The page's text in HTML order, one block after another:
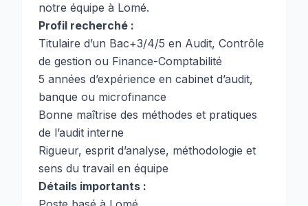
notre équipe à Lomé.
Profil recherché :
Titulaire d’un Bac+3/4/5 en Audit, Contrôle
de gestion ou Finance-Comptabilité
5 années d’expérience en cabinet d’audit,
banque ou microfinance
Bonne maîtrise des méthodes et pratiques
de l’audit interne
Rigueur, esprit d’analyse, méthodologie et
sens du travail en équipe
Détails importants :